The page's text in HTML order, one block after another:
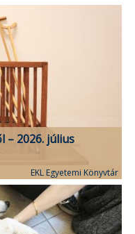
– 2026. július
EKL Egyetemi Könyvtár